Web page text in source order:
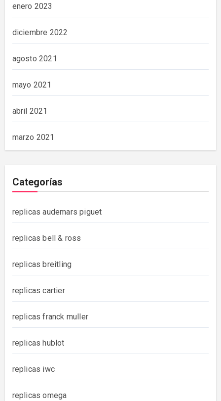
enero 2023
diciembre 2022
agosto 2021
mayo 2021
abril 2021
marzo 2021
Categorías
replicas audemars piguet
replicas bell & ross
replicas breitling
replicas cartier
replicas franck muller
replicas hublot
replicas iwc
replicas omega